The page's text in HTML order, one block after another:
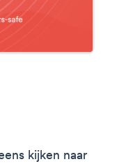
kijken naar